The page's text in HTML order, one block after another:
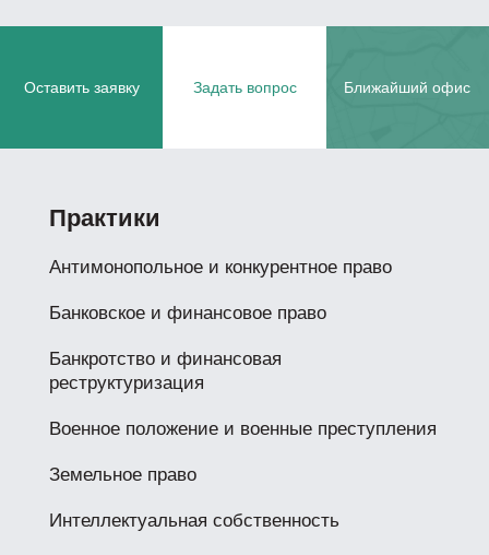
Оставить заявку Задать вопрос Ближайший офис
Практики
Антимонопольное и конкурентное право
Банковское и финансовое право
Банкротство и финансовая
реструктуризация
Военное положение и военные преступления
Земельное право
Интеллектуальная собственность